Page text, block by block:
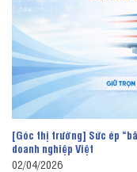
[Góc thị trường] Sức ép
doanh nghiệp Việt
02/04/2026